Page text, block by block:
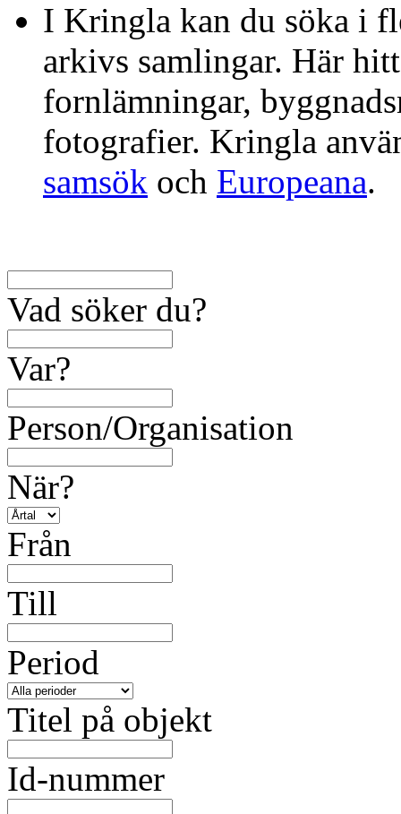
I Kringla kan du söka i
arkivs samlingar. Här
fornlämningar,
fotografier. Kringla
samsök och Europeana.
Vad söker du?
Var?
Person/Organisation
När?
Från
Till
Period
Titel på objekt
Id-nummer